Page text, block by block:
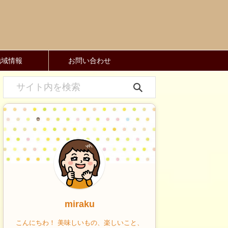
情報 お問い合わせ
miraku
こんにちわ！ 美味しいもの、楽しいこと、